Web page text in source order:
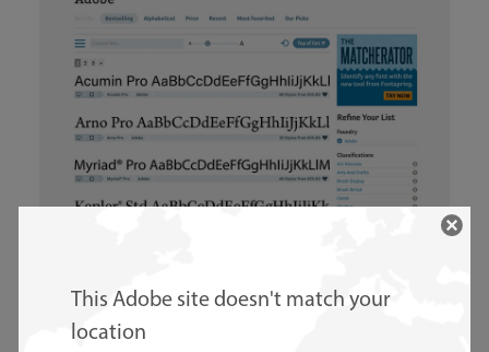
प्राप्त करें
और जानें ›
This Adobe site doesn't match your
location